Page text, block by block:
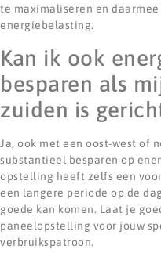
te maximaliseren en
energiebelasting.
Kan ik ook
besparen als
zuiden is
Ja, ook met een oost-west of
substantieel besparen op
opstelling heeft zelfs een
een langere periode op de
goede kan komen. Laat je
paneelopstelling voor jouw
verbruikspatroon.